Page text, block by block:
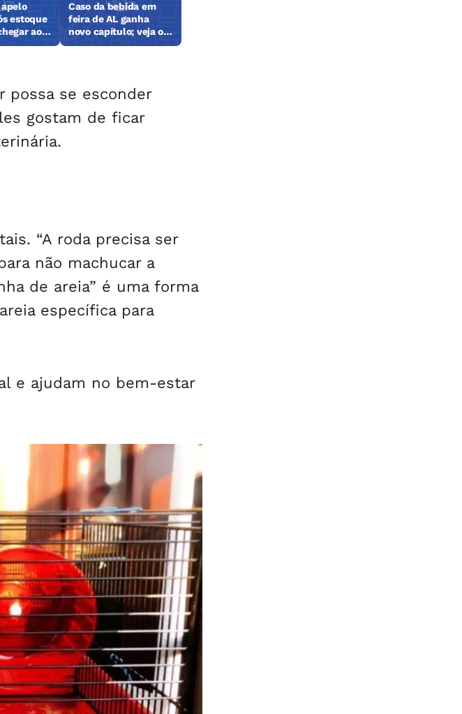
estoque
ao
Caso da bebida em
feira de AL ganha
novo capítulo; veja o
que foi feito
possa se esconder
gostam de ficar
“A roda precisa ser
não machucar a
de areia” é uma forma
específica para
e ajudam no bem-estar